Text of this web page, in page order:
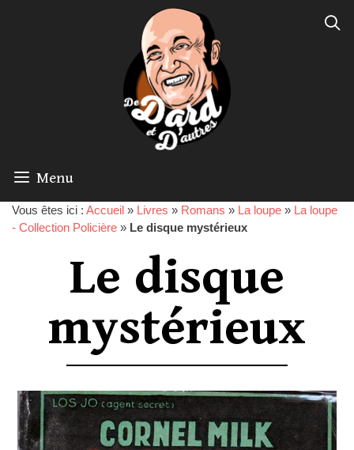
Menu
Vous êtes ici : Accueil » Livres » Romans » La loupe » La loupe
- Collection Policière » Le disque mystérieux
Le disque
mystérieux